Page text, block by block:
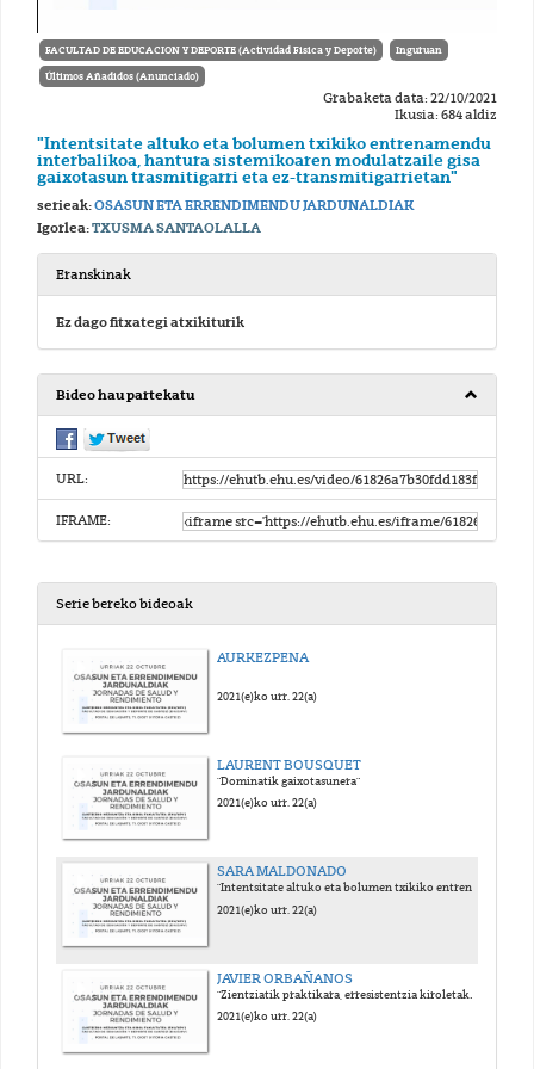
FACULTAD DE EDUCACION Y DEPORTE (Actividad Fisica y Deporte) Inguruan
Últimos Añadidos (Anunciado)
Grabaketa data: 22/10/2021
Ikusia: 684 aldiz
"Intentsitate altuko eta bolumen txikiko entrenamendu
interbalikoa, hantura sistemikoaren modulatzaile gisa
gaixotasun trasmitigarri eta ez-transmitigarrietan"
serieak:OSASUN ETA ERRENDIMENDU JARDUNALDIAK
Igorlea:TXUSMA SANTAOLALLA
Eranskinak
Ez dago fitxategi atxikiturik
Bideo hau partekatu
URL:
IFRAME:
Serie bereko bideoak
AURKEZPENA
2021(e)ko urr. 22(a)
LAURENT BOUSQUET
"Dominatik gaixotasunera"
2021(e)ko urr. 22(a)
SARA MALDONADO
2021(e)ko urr. 22(a)
JAVIER ORBAÑANOS
"Zientziatik praktikara, erresistentzia kiroletako entrenamenduaren programazioan"
2021(e)ko urr. 22(a)